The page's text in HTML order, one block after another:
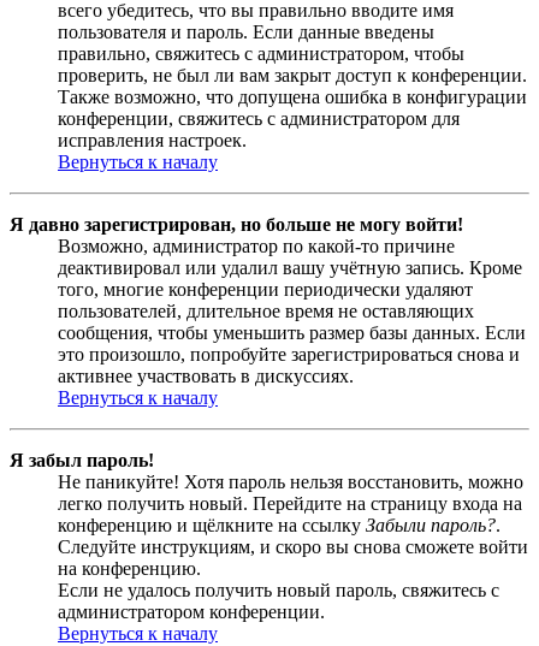
всего убедитесь, что вы правильно вводите имя
пользователя и пароль. Если данные введены
правильно, свяжитесь с администратором, чтобы
проверить, не был ли вам закрыт доступ к конференции.
Также возможно, что допущена ошибка в конфигурации
конференции, свяжитесь с администратором для
исправления настроек.
Вернуться к началу
Я давно зарегистрирован, но больше не могу войти!
Возможно, администратор по какой-то причине
деактивировал или удалил вашу учётную запись. Кроме
того, многие конференции периодически удаляют
пользователей, длительное время не оставляющих
сообщения, чтобы уменьшить размер базы данных. Если
это произошло, попробуйте зарегистрироваться снова и
активнее участвовать в дискуссиях.
Вернуться к началу
Я забыл пароль!
Не паникуйте! Хотя пароль нельзя восстановить, можно
легко получить новый. Перейдите на страницу входа на
конференцию и щёлкните на ссылку Забыли пароль?.
Следуйте инструкциям, и скоро вы снова сможете войти
на конференцию.
Если не удалось получить новый пароль, свяжитесь с
администратором конференции.
Вернуться к началу